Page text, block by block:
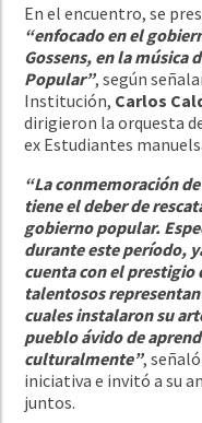
En el encuentro, se
“enfocadoen el
Gossens, en la música
Popular”, según
Institución, Carlos
dirigieron la orquesta
ex Estudiantes
“La conmemoración
tiene el deber de
gobierno popular.
durante este período,
cuenta con el prestigio
talentosos
cuales instalaron su
pueblo ávido de
culturalmente”,
iniciativa e invitó a su
juntos.